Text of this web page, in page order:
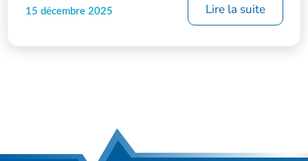
15 décembre 2025 Lire la suite